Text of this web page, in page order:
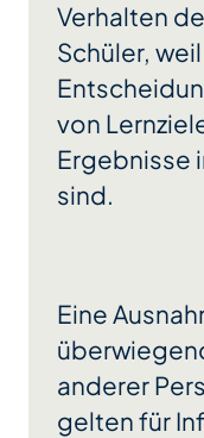
Verhalten
Schüler,
von
Ergebnisse
sind.
Eine
anderer
gelten für